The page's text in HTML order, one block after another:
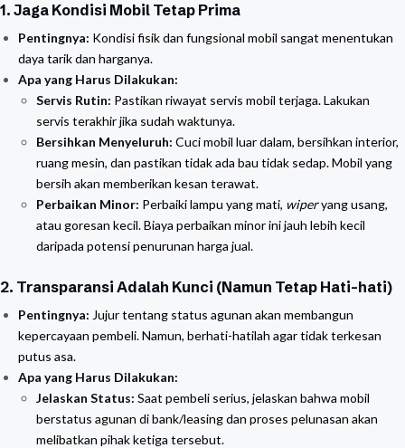
1. Jaga Kondisi Mobil Tetap Prima
Pentingnya: Kondisi fisik dan fungsional mobil sangat menentukan
daya tarik dan harganya.
Apa yang Harus Dilakukan:
Servis Rutin: Pastikan riwayat servis mobil terjaga. Lakukan
servis terakhir jika sudah waktunya.
Bersihkan Menyeluruh: Cuci mobil luar dalam, bersihkan interior,
ruang mesin, dan pastikan tidak ada bau tidak sedap. Mobil yang
bersih akan memberikan kesan terawat.
Perbaikan Minor: Perbaiki lampu yang mati, wiperyang usang,
atau goresan kecil. Biaya perbaikan minor ini jauh lebih kecil
daripada potensi penurunan harga jual.
2. Transparansi Adalah Kunci (Namun Tetap Hati-hati)
Pentingnya: Jujur tentang status agunan akan membangun
kepercayaan pembeli. Namun, berhati-hatilah agar tidak terkesan
putus asa.
Apa yang Harus Dilakukan:
Jelaskan Status: Saat pembeli serius, jelaskan bahwa mobil
berstatus agunan di bank/leasing dan proses pelunasan akan
melibatkan pihak ketiga tersebut.